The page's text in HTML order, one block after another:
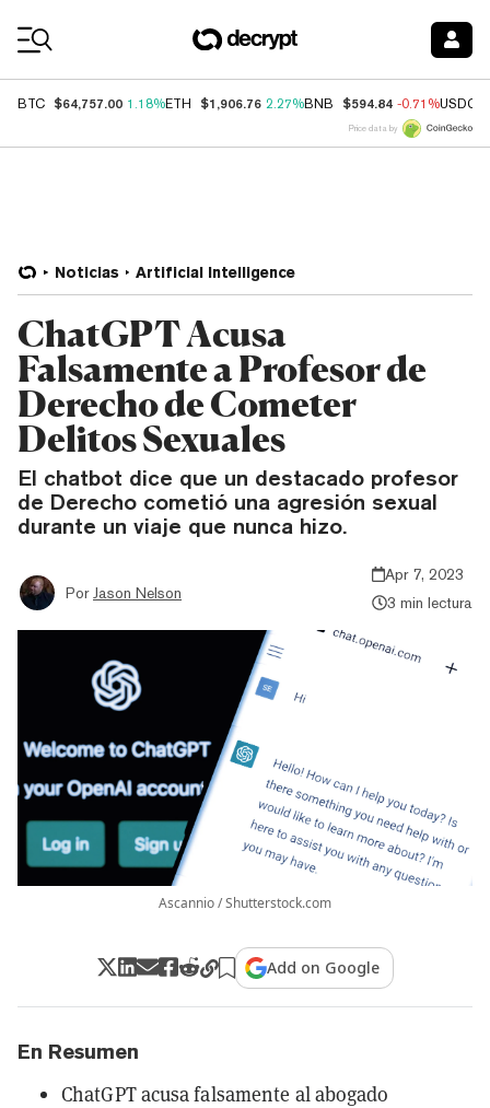
BTC $64,757.00 1.18%ETH $1,906.76 2.27%BNB $594.84 -0.71%USDC
Price data by
Noticias Artificial Intelligence
ChatGPT Acusa
Falsamente a Profesor de
Derecho de Cometer
Delitos Sexuales
El chatbot dice que un destacado profesor
de Derecho cometió una agresión sexual
durante un viaje que nunca hizo.
Por Jason Nelson
Apr 7, 2023
3 min lectura
Ascannio / Shutterstock.com
Add on Google
En Resumen
ChatGPT acusa falsamente al abogado